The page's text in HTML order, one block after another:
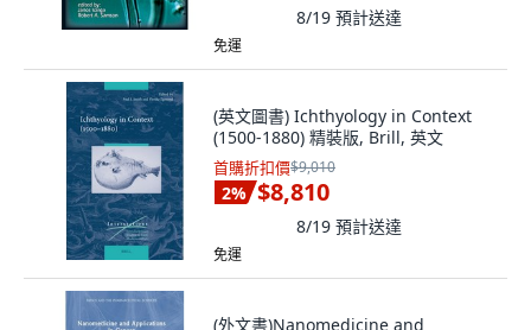
8/19 預計送達
免運
(英文圖書) Ichthyology in Context
(1500-1880) 精裝版, Brill, 英文
首購折扣價$9,010
2% $8,810
8/19 預計送達
免運
(外文書)Nanomedicine and